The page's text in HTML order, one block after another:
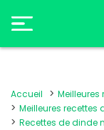
Accueil
Meilleures
Recettes de dinde